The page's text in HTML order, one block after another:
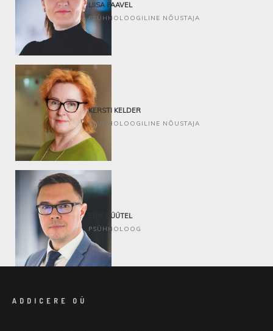
LIISA PAAVEL
PSÜHHOLOOGILINE NÕUSTAJA
KERSTI KELDER
PSÜHHOLOOGILINE NÕUSTAJA
Hüpnoteraapia
ERIK RÜÜTEL
PSÜHHOLOOG
ADDICERE OÜ